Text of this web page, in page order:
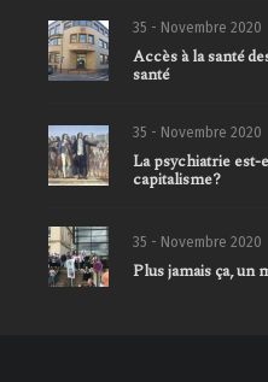
35 - Novembre 2020
Accès à la santé
santé
35 - Novembre 2020
La psychiatrie
capitalisme?
35 - Novembre 2020
Plus jamais ça, un